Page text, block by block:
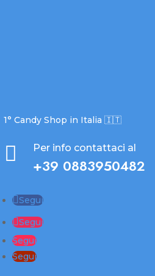
1° Candy Shop in Italia 🇮🇹
 Per info contattaci al
+39 0883950482
Segui
Segui
Segui
Segui